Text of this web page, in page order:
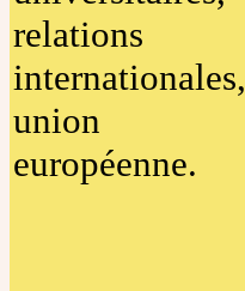
relations
internationales,
union
européenne.